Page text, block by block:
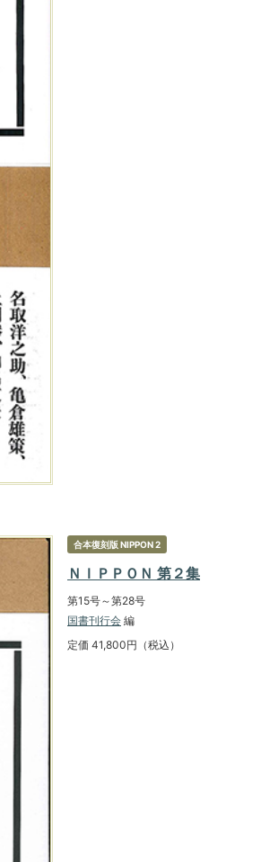
合本復刻版 NIPPON 2
ＮＩＰＰＯＮ 第２集
第15号～第28号
国書刊行会 編
定価 41,800円（税込）